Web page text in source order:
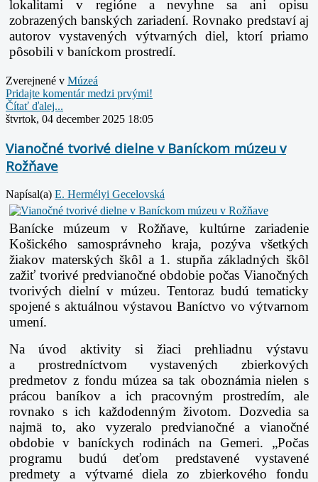
lokalitami v regióne a nevyhne sa ani opisu
zobrazených banských zariadení. Rovnako predstaví aj
autorov vystavených výtvarných diel, ktorí priamo
pôsobili v baníckom prostredí.
Zverejnené v Múzeá
Pridajte komentár medzi prvými!
Čítať ďalej...
štvrtok, 04 december 2025 18:05
Vianočné tvorivé dielne v Baníckom múzeu v
Rožňave
Napísal(a) E. Hermélyi Gecelovská
Banícke múzeum v Rožňave, kultúrne zariadenie
Košického samosprávneho kraja, pozýva všetkých
žiakov materských škôl a 1. stupňa základných škôl
zažiť tvorivé predvianočné obdobie počas Vianočných
tvorivých dielní v múzeu. Tentoraz budú tematicky
spojené s aktuálnou výstavou Baníctvo vo výtvarnom
umení.
Na úvod aktivity si žiaci prehliadnu výstavu
a prostredníctvom vystavených zbierkových
predmetov z fondu múzea sa tak oboznámia nielen s
prácou baníkov a ich pracovným prostredím, ale
rovnako s ich každodenným životom. Dozvedia sa
najmä to, ako vyzeralo predvianočné a vianočné
obdobie v baníckych rodinách na Gemeri. „Počas
programu budú deťom predstavené vystavené
predmety a výtvarné diela zo zbierkového fondu